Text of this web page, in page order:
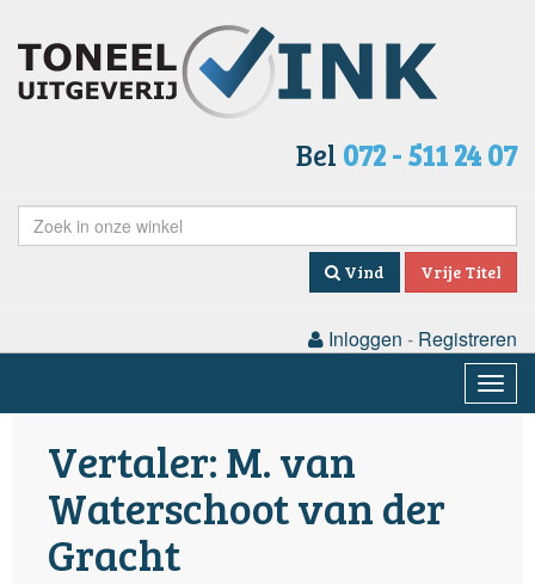
Bel 072 - 511 24 07
Vind Vrije Titel
Inloggen - Registreren
Vertaler: M. van
Waterschoot van der
Gracht